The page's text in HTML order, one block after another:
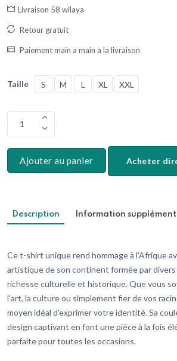
Livraison 58 wilaya
Retour gratuit
Paiement main a main a la livraison
Taille S M L XL XXL
1
Ajouter au panier Acheter
Description Information
Ce t-shirt unique rend hommage à l'Afrique
artistique de son continent formée par
richesse culturelle et historique. Que vous
l'art, la culture ou simplement fier de vos
moyen idéal d'exprimer votre identité. Sa
design captivant en font une pièce à la fois
parfaite pour toutes les occasions.